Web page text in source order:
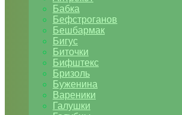
Бабка
Бефстроганов
Бешбармак
Бигус
Биточки
Бифштекс
Бризоль
Буженина
Вареники
Галушки